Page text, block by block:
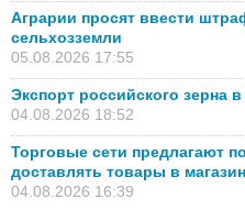
Аграрии просят ввести
сельхозземли
05.08.2026 17:55
Экспорт российского зерна
04.08.2026 18:52
Торговые сети предлагают
доставлять товары в
04.08.2026 16:39